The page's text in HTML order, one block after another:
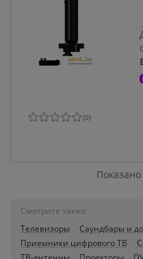
(0)
Смотрите также
Телевизоры
Саундбары и
Приемники цифрового ТВ